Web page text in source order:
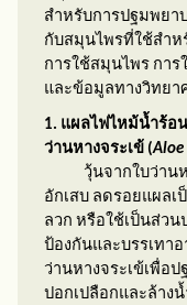
สำหรับการปฐมพยา
กับสมุนไพรที่ใช้สำ
การใช้สมุนไพร กา
และข้อมูลทางวิทยา
1. แผลไฟไหม้น้ำร้อ
ว่านหางจระเข้ (Aloe
วุ้นจากใบว่านหา
อักเสบ ลดรอยแผล
ลวก หรือใช้เป็นส่ว
ป้องกันและบรรเทา
ว่านหางจระเข้เพื่อ
ปอกเปลือกและล้าง